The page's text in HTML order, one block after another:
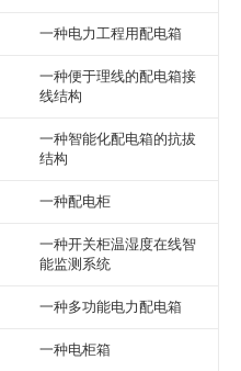
一种电力工程用配电箱
一种便于理线的配电箱接
线结构
一种智能化配电箱的抗拔
结构
一种配电柜
一种开关柜温湿度在线智
能监测系统
一种多功能电力配电箱
一种电柜箱